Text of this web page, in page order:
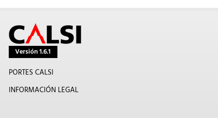
Versión 1.6.1
PORTES CALSI
INFORMACIÓN LEGAL